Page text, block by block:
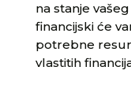
na stanje
financijski će
potrebne
vlastitih